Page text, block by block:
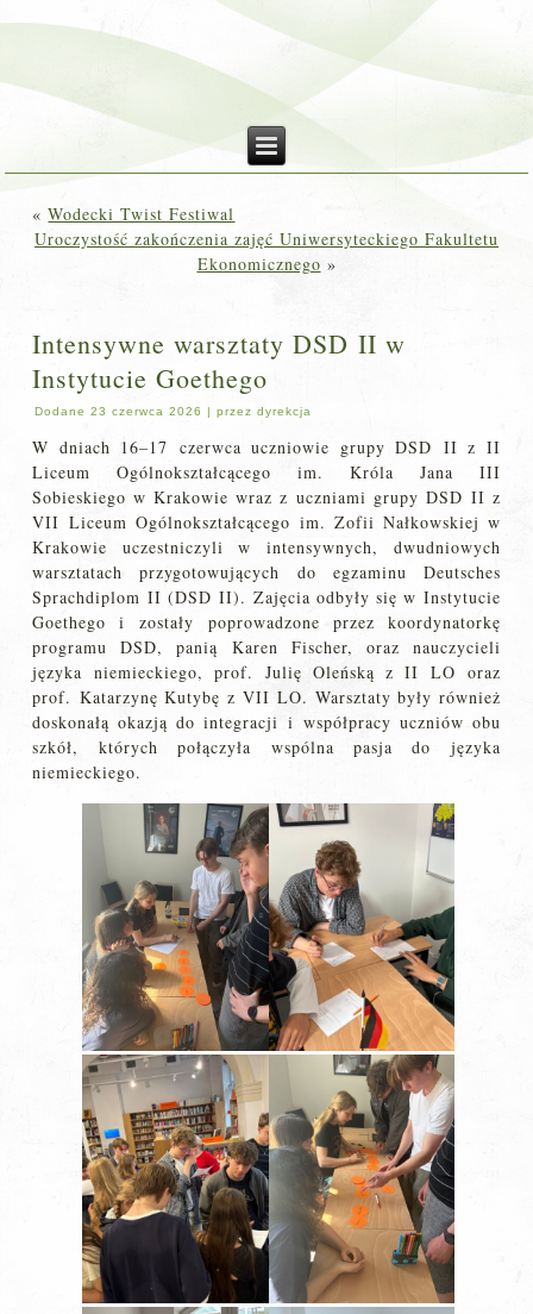
«Wodecki Twist Festiwal
Uroczystość zakończenia zajęć Uniwersyteckiego Fakultetu
Ekonomicznego »
Intensywne warsztaty DSD II w
Instytucie Goethego
Dodane 23 czerwca 2026 |przez dyrekcja
W dniach 16–17 czerwca uczniowie grupy DSD II z II
Liceum Ogólnokształcącego im. Króla Jana III
Sobieskiego w Krakowie wraz z uczniami grupy DSD II z
VII Liceum Ogólnokształcącego im. Zofii Nałkowskiej w
Krakowie uczestniczyli w intensywnych, dwudniowych
warsztatach przygotowujących do egzaminu Deutsches
Sprachdiplom II (DSD II). Zajęcia odbyły się w Instytucie
Goethego i zostały poprowadzone przez koordynatorkę
programu DSD, panią Karen Fischer, oraz nauczycieli
języka niemieckiego, prof. Julię Oleńską z II LO oraz
prof. Katarzynę Kutybę z VII LO. Warsztaty były również
doskonałą okazją do integracji i współpracy uczniów obu
szkół, których połączyła wspólna pasja do języka
niemieckiego.